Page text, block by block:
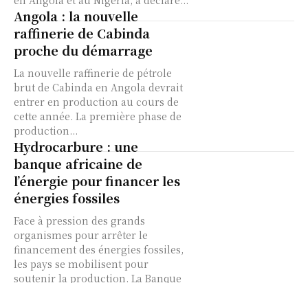
Angola : la nouvelle
raffinerie de Cabinda
proche du démarrage
La nouvelle raffinerie de pétrole
brut de Cabinda en Angola devrait
entrer en production au cours de
cette année. La première phase de
production...
Hydrocarbure : une
banque africaine de
l’énergie pour financer les
énergies fossiles
Face à pression des grands
organismes pour arrêter le
financement des énergies fossiles,
les pays se mobilisent pour
soutenir la production. La Banque